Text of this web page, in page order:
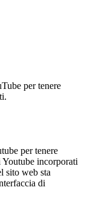
per tenere
per tenere
incorporati
sito web sta
di